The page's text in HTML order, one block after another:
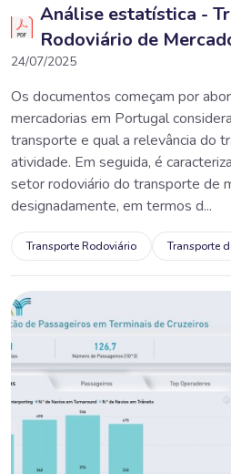
Análise estatística -
Rodoviário de
24/07/2025
Os documentos começam por
mercadorias em Portugal
transporte e qual a relevância do
atividade. Em seguida, é
setor rodoviário do transporte de
designadamente, em termos d...
Transporte Rodoviário Transporte